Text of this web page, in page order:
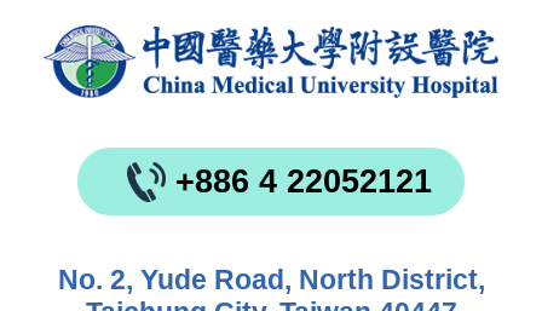
+886 4 22052121
No. 2, Yude Road, North District,